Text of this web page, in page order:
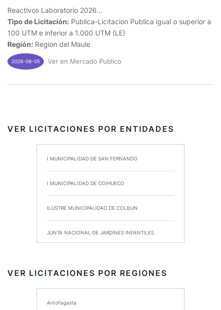
Reactivos Laboratorio 2026...
Tipo de Licitación: Publica-Licitacion Publica igual o superior a
100 UTM e inferior a 1.000 UTM (LE)
Región: Region del Maule
2026-08-05 Ver en Mercado Publico
VER LICITACIONES POR ENTIDADES
I MUNICIPALIDAD DE SAN FERNANDO
I MUNICIPALIDAD DE COIHUECO
ILUSTRE MUNICIPALIDAD DE COLBUN
JUNTA NACIONAL DE JARDINES INFANTILES
I MUNICIPALIDAD DE CHIMBARONGO
VER LICITACIONES POR REGIONES
Antofagasta